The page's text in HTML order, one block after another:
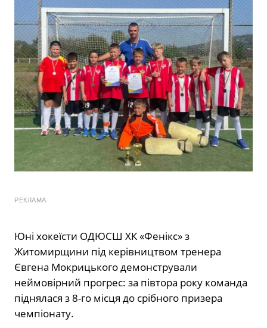
РЕКЛАМА
Юні хокеїсти ОДЮСШ ХК «Фенікс» з
Житомирщини під керівництвом тренера
Євгена Мокрицького демонстрували
неймовірний прогрес: за півтора року команда
піднялася з 8-го місця до срібного призера
чемпіонату.